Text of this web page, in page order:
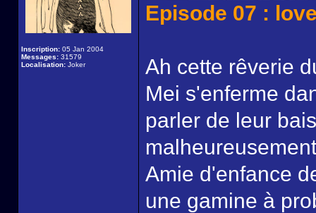
Inscription: 05 Jan 2004
Messages: 31579
Localisation: Joker
Episode 07 :
Ah cette rêverie
Mei s'enferme
parler de leur
Amie d'enfance
une gamine à